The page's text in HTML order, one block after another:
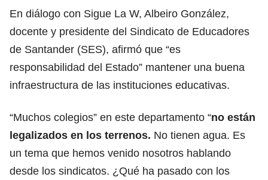
En diálogo con Sigue La W, Albeiro González,
docente y presidente del Sindicato de Educadores
de Santander (SES), afirmó que “es
responsabilidad del Estado” mantener una buena
infraestructura de las instituciones educativas.
“Muchos colegios” en este departamento “no están
legalizados en los terrenos. No tienen agua. Es
un tema que hemos venido nosotros hablando
desde los sindicatos. ¿Qué ha pasado con los